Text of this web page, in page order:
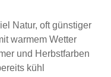
Natur, oft günstiger
warmem Wetter
und Herbstfarben
kühl